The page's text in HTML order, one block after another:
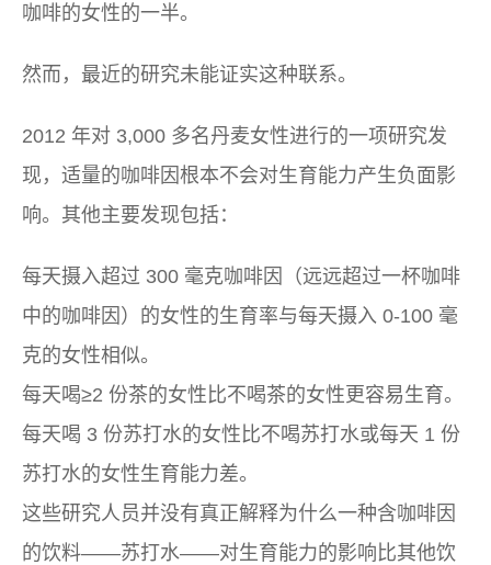
咖啡的女性的一半。
然而，最近的研究未能证实这种联系。
2012 年对 3,000 多名丹麦女性进行的一项研究发
现，适量的咖啡因根本不会对生育能力产生负面影
响。其他主要发现包括：
每天摄入超过 300 毫克咖啡因（远远超过一杯咖啡
中的咖啡因）的女性的生育率与每天摄入 0-100 毫
克的女性相似。
每天喝≥2 份茶的女性比不喝茶的女性更容易生育。
每天喝 3 份苏打水的女性比不喝苏打水或每天 1 份
苏打水的女性生育能力差。
这些研究人员并没有真正解释为什么一种含咖啡因
的饮料——苏打水——对生育能力的影响比其他饮